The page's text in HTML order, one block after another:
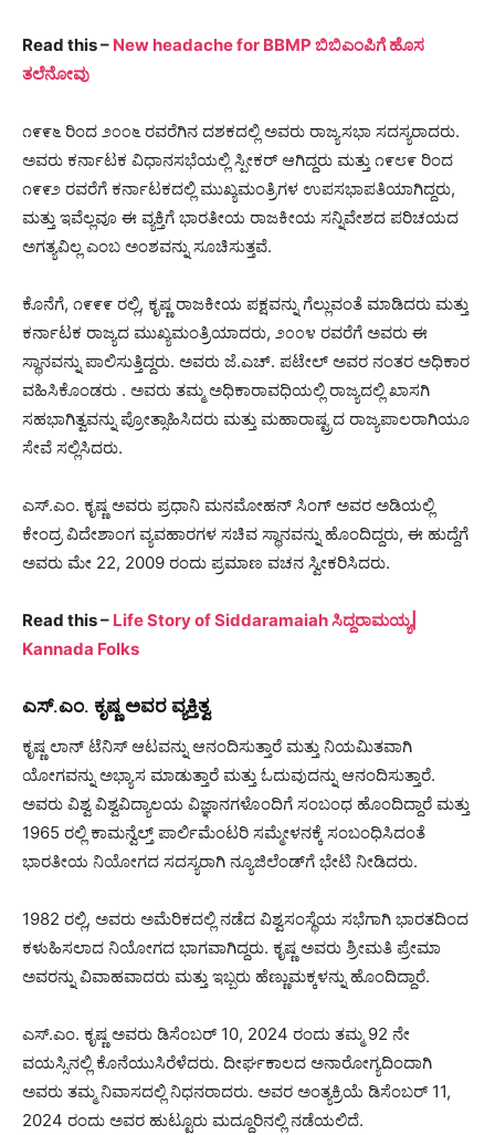
Read this – New headache for BBMP ಬಿಬಿಎಂಪಿಗೆ ಹೊಸ
ತಲೆನೋವು
೧೯೯೬ ರಿಂದ ೨೦೦೬ ರವರೆಗಿನ ದಶಕದಲ್ಲಿ ಅವರು ರಾಜ್ಯಸಭಾ ಸದಸ್ಯರಾದರು.
ಅವರು ಕರ್ನಾಟಕ ವಿಧಾನಸಭೆಯಲ್ಲಿ ಸ್ಪೀಕರ್ ಆಗಿದ್ದರು ಮತ್ತು ೧೯೮೯ ರಿಂದ
೧೯೯೨ ರವರೆಗೆ ಕರ್ನಾಟಕದಲ್ಲಿ ಮುಖ್ಯಮಂತ್ರಿಗಳ ಉಪಸಭಾಪತಿಯಾಗಿದ್ದರು,
ಮತ್ತು ಇವೆಲ್ಲವೂ ಈ ವ್ಯಕ್ತಿಗೆ ಭಾರತೀಯ ರಾಜಕೀಯ ಸನ್ನಿವೇಶದ ಪರಿಚಯದ
ಅಗತ್ಯವಿಲ್ಲ ಎಂಬ ಅಂಶವನ್ನು ಸೂಚಿಸುತ್ತವೆ.
ಕೊನೆಗೆ, ೧೯೯೯ ರಲ್ಲಿ, ಕೃಷ್ಣ ರಾಜಕೀಯ ಪಕ್ಷವನ್ನು ಗೆಲ್ಲುವಂತೆ ಮಾಡಿದರು ಮತ್ತು
ಕರ್ನಾಟಕ ರಾಜ್ಯದ ಮುಖ್ಯಮಂತ್ರಿಯಾದರು, ೨೦೦೪ ರವರೆಗೆ ಅವರು ಈ
ಸ್ಥಾನವನ್ನು ಪಾಲಿಸುತ್ತಿದ್ದರು. ಅವರು ಜೆ.ಎಚ್. ​​ಪಟೇಲ್ ಅವರ ನಂತರ ಅಧಿಕಾರ
ವಹಿಸಿಕೊಂಡರು . ಅವರು ತಮ್ಮ ಅಧಿಕಾರಾವಧಿಯಲ್ಲಿ ರಾಜ್ಯದಲ್ಲಿ ಖಾಸಗಿ
ಸಹಭಾಗಿತ್ವವನ್ನು ಪ್ರೋತ್ಸಾಹಿಸಿದರು ಮತ್ತು ಮಹಾರಾಷ್ಟ್ರದ ರಾಜ್ಯಪಾಲರಾಗಿಯೂ
ಸೇವೆ ಸಲ್ಲಿಸಿದರು.
ಎಸ್.ಎಂ. ಕೃಷ್ಣ ಅವರು ಪ್ರಧಾನಿ ಮನಮೋಹನ್ ಸಿಂಗ್ ಅವರ ಅಡಿಯಲ್ಲಿ
ಕೇಂದ್ರ ವಿದೇಶಾಂಗ ವ್ಯವಹಾರಗಳ ಸಚಿವ ಸ್ಥಾನವನ್ನು ಹೊಂದಿದ್ದರು, ಈ ಹುದ್ದೆಗೆ
ಅವರು ಮೇ 22, 2009 ರಂದು ಪ್ರಮಾಣ ವಚನ ಸ್ವೀಕರಿಸಿದರು.
Read this – Life Story of Siddaramaiah ಸಿದ್ದರಾಮಯ್ಯ|
Kannada Folks
ಎಸ್.ಎಂ. ಕೃಷ್ಣ ಅವರ ವ್ಯಕ್ತಿತ್ವ
ಕೃಷ್ಣ ಲಾನ್ ಟೆನಿಸ್ ಆಟವನ್ನು ಆನಂದಿಸುತ್ತಾರೆ ಮತ್ತು ನಿಯಮಿತವಾಗಿ
ಯೋಗವನ್ನು ಅಭ್ಯಾಸ ಮಾಡುತ್ತಾರೆ ಮತ್ತು ಓದುವುದನ್ನು ಆನಂದಿಸುತ್ತಾರೆ.
ಅವರು ವಿಶ್ವ ವಿಶ್ವವಿದ್ಯಾಲಯ ವಿಜ್ಞಾನಗಳೊಂದಿಗೆ ಸಂಬಂಧ ಹೊಂದಿದ್ದಾರೆ ಮತ್ತು
1965 ರಲ್ಲಿ ಕಾಮನ್ವೆಲ್ತ್ ಪಾರ್ಲಿಮೆಂಟರಿ ಸಮ್ಮೇಳನಕ್ಕೆ ಸಂಬಂಧಿಸಿದಂತೆ
ಭಾರತೀಯ ನಿಯೋಗದ ಸದಸ್ಯರಾಗಿ ನ್ಯೂಜಿಲೆಂಡ್‌ಗೆ ಭೇಟಿ ನೀಡಿದರು.
1982 ರಲ್ಲಿ, ಅವರು ಅಮೆರಿಕದಲ್ಲಿ ನಡೆದ ವಿಶ್ವಸಂಸ್ಥೆಯ ಸಭೆಗಾಗಿ ಭಾರತದಿಂದ
ಕಳುಹಿಸಲಾದ ನಿಯೋಗದ ಭಾಗವಾಗಿದ್ದರು. ಕೃಷ್ಣ ಅವರು ಶ್ರೀಮತಿ ಪ್ರೇಮಾ
ಅವರನ್ನು ವಿವಾಹವಾದರು ಮತ್ತು ಇಬ್ಬರು ಹೆಣ್ಣುಮಕ್ಕಳನ್ನು ಹೊಂದಿದ್ದಾರೆ.
ಎಸ್.ಎಂ. ಕೃಷ್ಣ ಅವರು ಡಿಸೆಂಬರ್ 10, 2024 ರಂದು ತಮ್ಮ 92 ನೇ
ವಯಸ್ಸಿನಲ್ಲಿ ಕೊನೆಯುಸಿರೆಳೆದರು. ದೀರ್ಘಕಾಲದ ಅನಾರೋಗ್ಯದಿಂದಾಗಿ
ಅವರು ತಮ್ಮ ನಿವಾಸದಲ್ಲಿ ನಿಧನರಾದರು. ಅವರ ಅಂತ್ಯಕ್ರಿಯೆ ಡಿಸೆಂಬರ್ 11,
2024 ರಂದು ಅವರ ಹುಟ್ಟೂರು ಮದ್ದೂರಿನಲ್ಲಿ ನಡೆಯಲಿದೆ.